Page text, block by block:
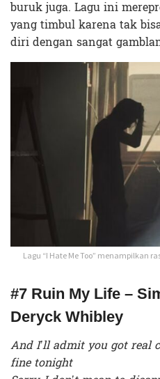
buruk juga. Lagu ini
yang timbul karena tak
diri dengan sangat
Lagu “I Hate Me Too” menampilkan
#7 Ruin My Life –
Deryck Whibley
And I’ll admit you got real
fine tonight